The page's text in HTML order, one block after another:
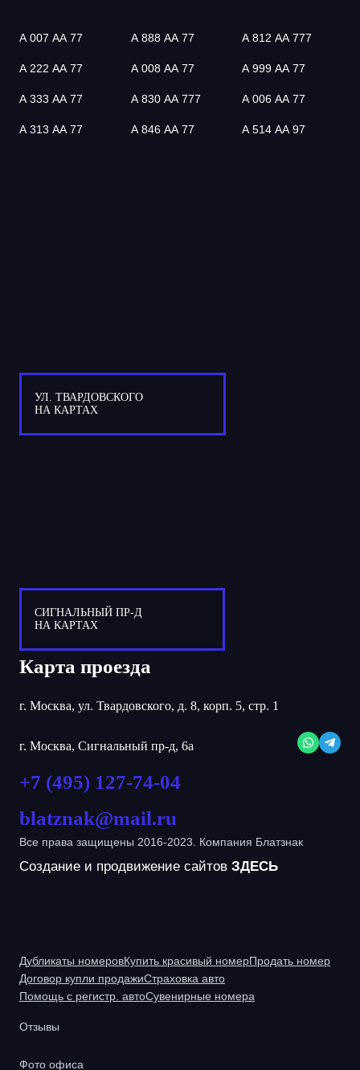
А 007 АА 77 А 888 АА 77 А 812 АА 777
А 222 АА 77 А 008 АА 77 А 999 АА 77
А 333 АА 77 А 830 АА 777 А 006 АА 77
А 313 АА 77 А 846 АА 77 А 514 АА 97
УЛ. ТВАРДОВСКОГО
НА КАРТАХ
СИГНАЛЬНЫЙ ПР-Д
НА КАРТАХ
Карта проезда
г. Москва, ул. Твардовского, д. 8, корп. 5, стр. 1
г. Москва, Сигнальный пр-д, 6а
+7 (495) 127-74-04
blatznak@mail.ru
Все права защищены 2016-2023. Компания Блатзнак
Создание и продвижение сайтов ЗДЕСЬ
Дубликаты номеровКупить красивый номерПродать номер
Договор купли продажиСтраховка авто
Помощь с регистр. автоСувенирные номера
Отзывы
Фото офиса